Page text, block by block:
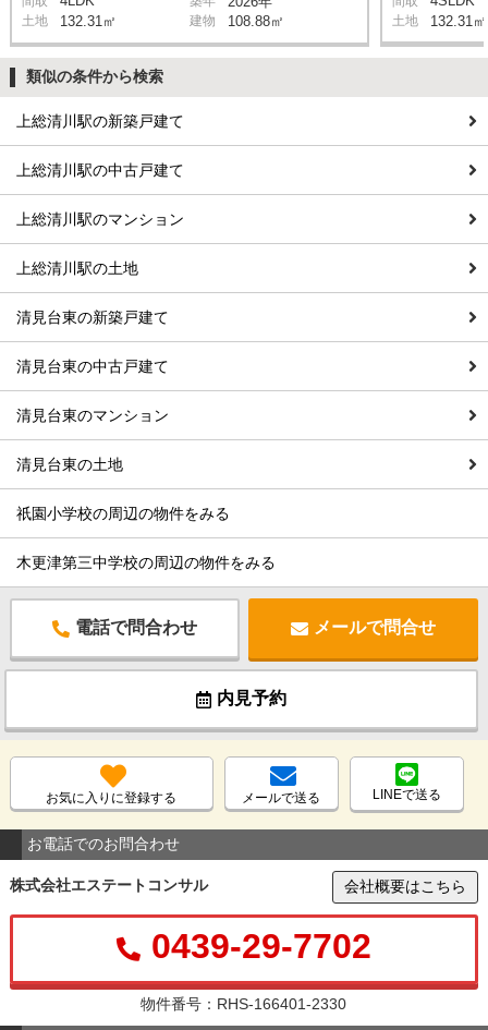
土地 132.31㎡ 建物 108.88㎡ 土地 132.31㎡
類似の条件から検索
上総清川駅の新築戸建て
上総清川駅の中古戸建て
上総清川駅のマンション
上総清川駅の土地
清見台東の新築戸建て
清見台東の中古戸建て
清見台東のマンション
清見台東の土地
祇園小学校の周辺の物件をみる
木更津第三中学校の周辺の物件をみる
電話で問合わせ メールで問合せ
内見予約
お気に入りに登録する メールで送る LINEで送る
お電話でのお問合わせ
株式会社エステートコンサル 会社概要はこちら
0439-29-7702
物件番号：RHS-166401-2330